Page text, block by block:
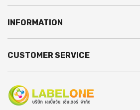
INFORMATION
CUSTOMER SERVICE